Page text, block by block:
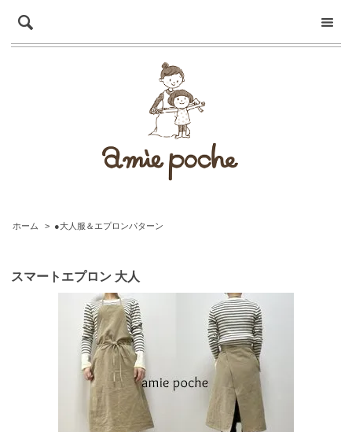
ホーム > ●大人服＆エプロンパターン
スマートエプロン 大人